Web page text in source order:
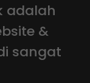
adalah
&
sangat